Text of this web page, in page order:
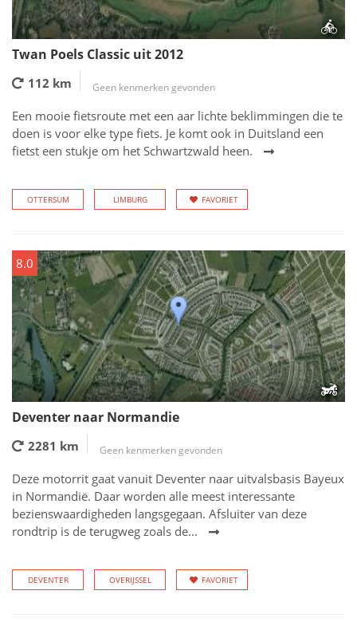
Twan Poels Classic uit 2012
112 km Geen kenmerken gevonden
Een mooie fietsroute met een aar lichte beklimmingen die te
doen is voor elke type fiets. Je komt ook in Duitsland een
fietst een stukje om het Schwartzwald heen.
OTTERSUM LIMBURG FAVORIET
8.0
Deventer naar Normandie
2281 km Geen kenmerken gevonden
Deze motorrit gaat vanuit Deventer naar uitvalsbasis Bayeux
in Normandië. Daar worden alle meest interessante
bezienswaardigheden langsgegaan. Afsluiter van deze
rondtrip is de terugweg zoals de...
DEVENTER OVERIJSSEL FAVORIET